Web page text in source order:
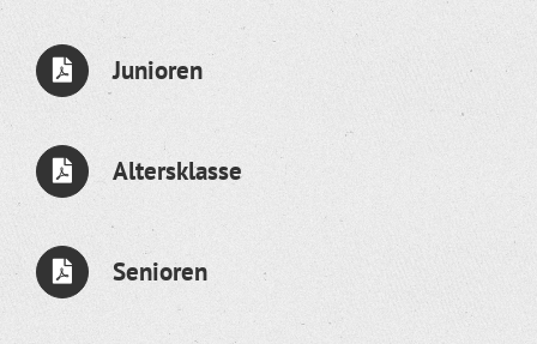
Junioren
Altersklasse
Senioren